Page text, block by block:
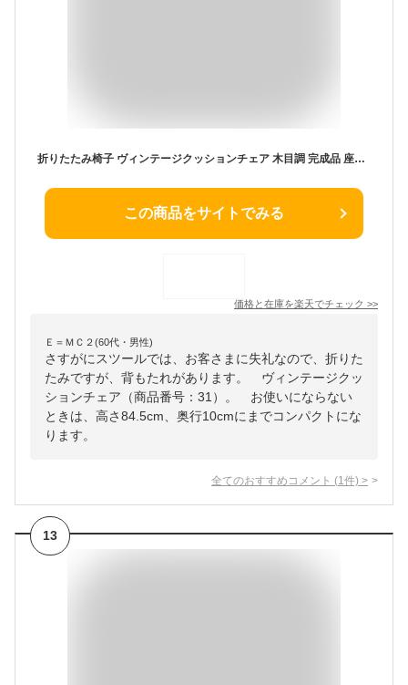
折りたたみ椅子 ヴィンテージクッションチェア 木目調 完成品 座面高47.5cm 送料無料 折りたたみチェア いす イス 折りたたみ 折り畳み 来客用 チェア 簡易椅子 背もたれ付き おしゃれ コンパクト レザー調
この商品をサイトでみる
価格と在庫を楽天でチェック >>
Ｅ＝ＭＣ２(60代・男性)
さすがにスツールでは、お客さまに失礼なので、折りた
たみですが、背もたれがあります。 ヴィンテージクッ
ションチェア（商品番号：31）。 お使いにならない
ときは、高さ84.5cm、奥行10cmにまでコンパクトにな
ります。
全てのおすすめコメント (1 件) >
13